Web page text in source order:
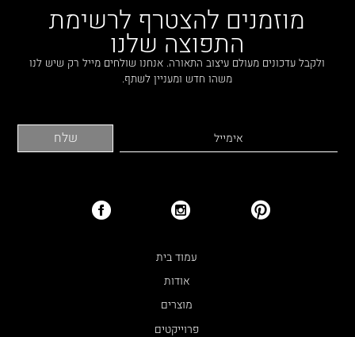
מוזמנים להצטרף לרשימת
התפוצה שלנו
ולקבל עדכונים מעולם עיצוב התאורה. אנחנו שולחים מייל רק שיש לנו
משהו חדש ומעניין לשתף.
עמוד בית
אודות
מוצרים
פרוייקטים